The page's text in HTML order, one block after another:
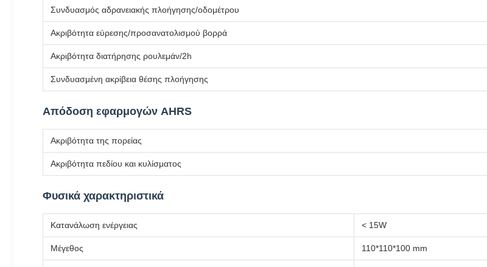
Συνδυασμός αδρανειακής πλοήγησης/οδομέτρου
Ακριβότητα εύρεσης/προσανατολισμού βορρά
Ακριβότητα διατήρησης ρουλεμάν/2h
Συνδυασμένη ακρίβεια θέσης πλοήγησης
Απόδοση εφαρμογών AHRS
Ακριβότητα της πορείας
Ακριβότητα πεδίου και κυλίσματος
Φυσικά χαρακτηριστικά
Κατανάλωση ενέργειας < 15W
Μέγεθος 110*110*100 mm